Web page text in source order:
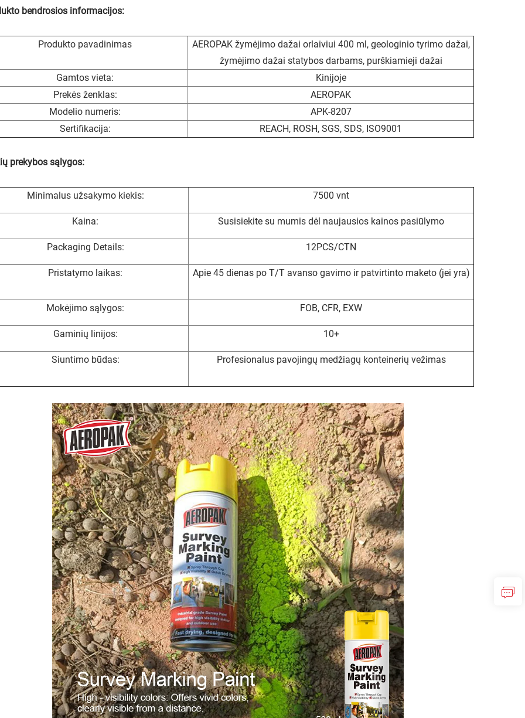
bendrosios informacijos:
Produkto pavadinimas
AEROPAK žymėjimo dažai orlaiviui 400 ml, geologinio tyrimo dažai,
žymėjimo dažai statybos darbams, purškiamieji dažai
Gamtos vieta:
Kinijoje
Prekės ženklas:
AEROPAK
Modelio numeris:
APK-8207
Sertifikacija:
REACH, ROSH, SGS, SDS, ISO9001
prekybos sąlygos:
Minimalus užsakymo kiekis: 7500 vnt
Kaina: Susisiekite su mumis dėl naujausios kainos pasiūlymo
Packaging Details: 12PCS/CTN
Pristatymo laikas: Apie 45 dienas po T/T avanso gavimo ir patvirtinto maketo (jei yra)
Mokėjimo sąlygos: FOB, CFR, EXW
Gaminių linijos: 10+
Siuntimo būdas: Profesionalus pavojingų medžiagų konteinerių vežimas